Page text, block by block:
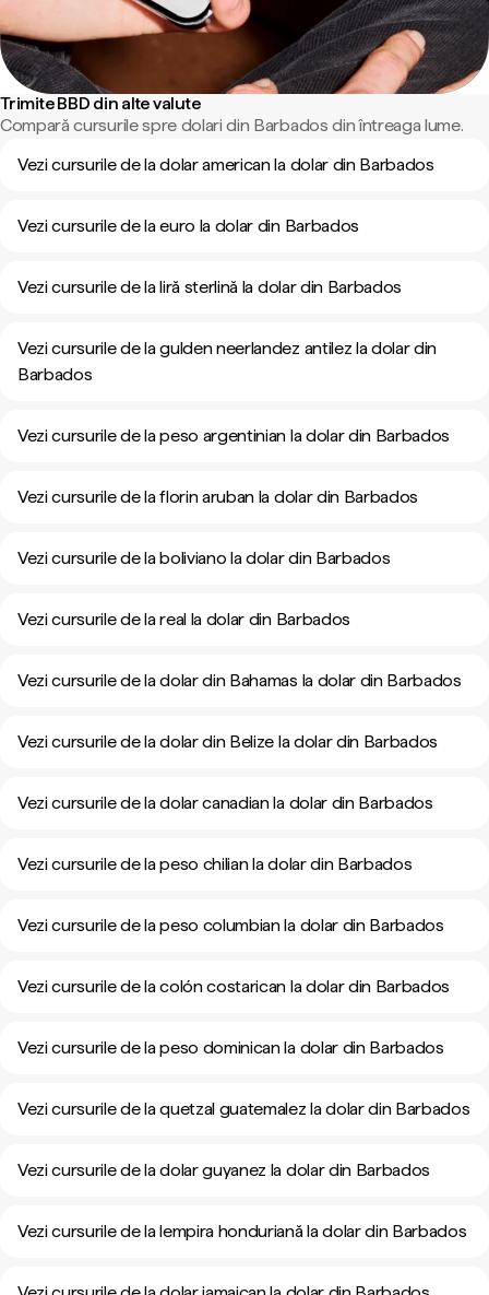
Trimite BBD din alte valute
Compară cursurile spre dolari din Barbados din întreaga lume.
Vezi cursurile de la dolar american la dolar din Barbados
Vezi cursurile de la euro la dolar din Barbados
Vezi cursurile de la liră sterlină la dolar din Barbados
Vezi cursurile de la gulden neerlandez antilez la dolar din
Barbados
Vezi cursurile de la peso argentinian la dolar din Barbados
Vezi cursurile de la florin aruban la dolar din Barbados
Vezi cursurile de la boliviano la dolar din Barbados
Vezi cursurile de la real la dolar din Barbados
Vezi cursurile de la dolar din Bahamas la dolar din Barbados
Vezi cursurile de la dolar din Belize la dolar din Barbados
Vezi cursurile de la dolar canadian la dolar din Barbados
Vezi cursurile de la peso chilian la dolar din Barbados
Vezi cursurile de la peso columbian la dolar din Barbados
Vezi cursurile de la colón costarican la dolar din Barbados
Vezi cursurile de la peso dominican la dolar din Barbados
Vezi cursurile de la quetzal guatemalez la dolar din Barbados
Vezi cursurile de la dolar guyanez la dolar din Barbados
Vezi cursurile de la lempira honduriană la dolar din Barbados